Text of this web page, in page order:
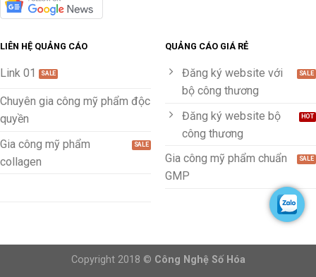
LIÊN HỆ QUẢNG CÁO
Link 01
Chuyên gia công mỹ phẩm độc
quyền
Gia công mỹ phẩm
collagen
QUẢNG CÁO GIÁ RẺ
Đăng ký website với
bộ công thương
Đăng ký website bộ
công thương
Gia công mỹ phẩm chuẩn
GMP
Copyright 2018 © Công Nghệ Số Hóa